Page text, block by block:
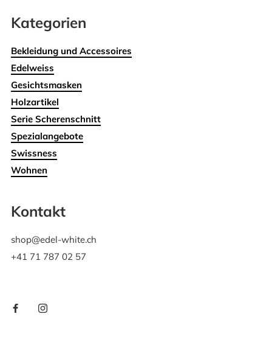
Kategorien
Bekleidung und Accessoires
Edelweiss
Gesichtsmasken
Holzartikel
Serie Scherenschnitt
Spezialangebote
Swissness
Wohnen
Kontakt
shop@edel-white.ch
+41 71 787 02 57